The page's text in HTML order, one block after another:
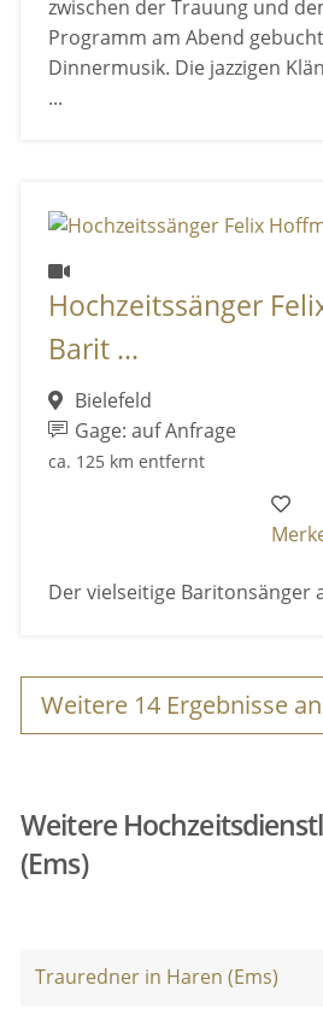
zwischen der Trauung und
Programm am Abend
Dinnermusik. Die jazzigen
...
Hochzeitssänger
Barit ...
Bielefeld
Gage: auf Anfrage
ca. 125 km entfernt
Der vielseitige Baritonsänger
Weitere 14 Ergebnisse
Weitere
(Ems)
Trauredner in Haren (Ems)